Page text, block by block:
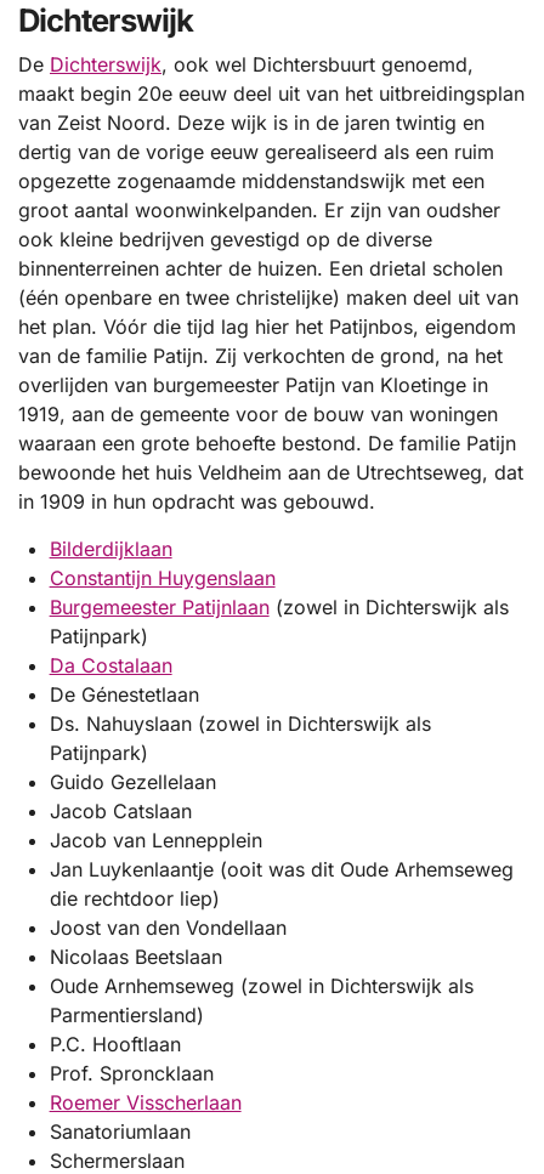
Dichterswijk
De Dichterswijk, ook wel Dichtersbuurt genoemd,
maakt begin 20e eeuw deel uit van het uitbreidingsplan
van Zeist Noord. Deze wijk is in de jaren twintig en
dertig van de vorige eeuw gerealiseerd als een ruim
opgezette zogenaamde middenstandswijk met een
groot aantal woonwinkelpanden. Er zijn van oudsher
ook kleine bedrijven gevestigd op de diverse
binnenterreinen achter de huizen. Een drietal scholen
(één openbare en twee christelijke) maken deel uit van
het plan. Vóór die tijd lag hier het Patijnbos, eigendom
van de familie Patijn. Zij verkochten de grond, na het
overlijden van burgemeester Patijn van Kloetinge in
1919, aan de gemeente voor de bouw van woningen
waaraan een grote behoefte bestond. De familie Patijn
bewoonde het huis Veldheim aan de Utrechtseweg, dat
in 1909 in hun opdracht was gebouwd.
Bilderdijklaan
Constantijn Huygenslaan
Burgemeester Patijnlaan(zowel in Dichterswijk als
Patijnpark)
Da Costalaan
De Génestetlaan
Ds. Nahuyslaan (zowel in Dichterswijk als
Patijnpark)
Guido Gezellelaan
Jacob Catslaan
Jacob van Lennepplein
Jan Luykenlaantje (ooit was dit Oude Arhemseweg
die rechtdoor liep)
Joost van den Vondellaan
Nicolaas Beetslaan
Oude Arnhemseweg (zowel in Dichterswijk als
Parmentiersland)
P.C. Hooftlaan
Prof. Sproncklaan
Roemer Visscherlaan
Sanatoriumlaan
Schermerslaan